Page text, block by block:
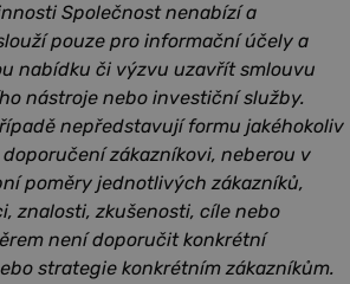
Společnost nenabízí a
pouze pro informační účely a
nabídku či výzvu uzavřít smlouvu
nástroje nebo investiční služby.
nepředstavují formu jakéhokoliv
zákazníkovi, neberou v
poměry jednotlivých zákazníků,
znalosti, zkušenosti, cíle nebo
není doporučit konkrétní
strategie konkrétním zákazníkům.